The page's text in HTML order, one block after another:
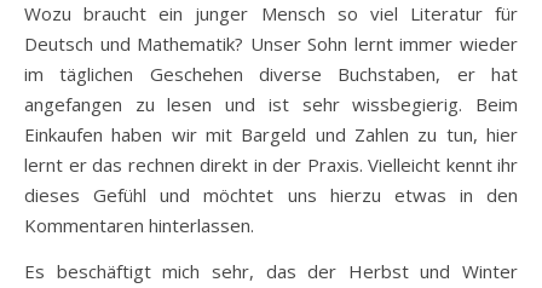
Wozu braucht ein junger Mensch so viel Literatur für
Deutsch und Mathematik? Unser Sohn lernt immer wieder
im täglichen Geschehen diverse Buchstaben, er hat
angefangen zu lesen und ist sehr wissbegierig. Beim
Einkaufen haben wir mit Bargeld und Zahlen zu tun, hier
lernt er das rechnen direkt in der Praxis. Vielleicht kennt ihr
dieses Gefühl und möchtet uns hierzu etwas in den
Kommentaren hinterlassen.
Es beschäftigt mich sehr, das der Herbst und Winter